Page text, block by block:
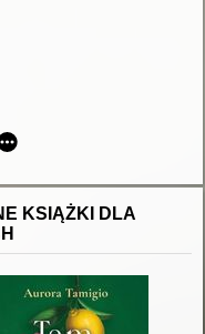
: atlas opracowany w
KSIĄŻKI DLA